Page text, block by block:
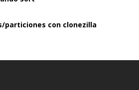
particiones con clonezilla